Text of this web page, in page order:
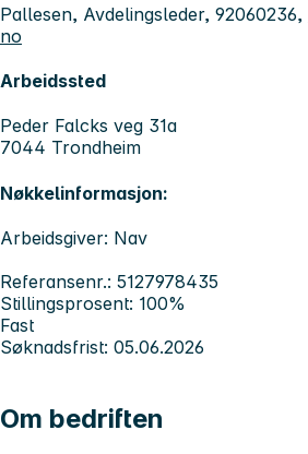
Pallesen, Avdelingsleder, 92060236,
no
Arbeidssted
Peder Falcks veg 31a
7044 Trondheim
Nøkkelinformasjon:
Arbeidsgiver: Nav
Referansenr.: 5127978435
Stillingsprosent: 100%
Fast
Søknadsfrist: 05.06.2026
Om bedriften